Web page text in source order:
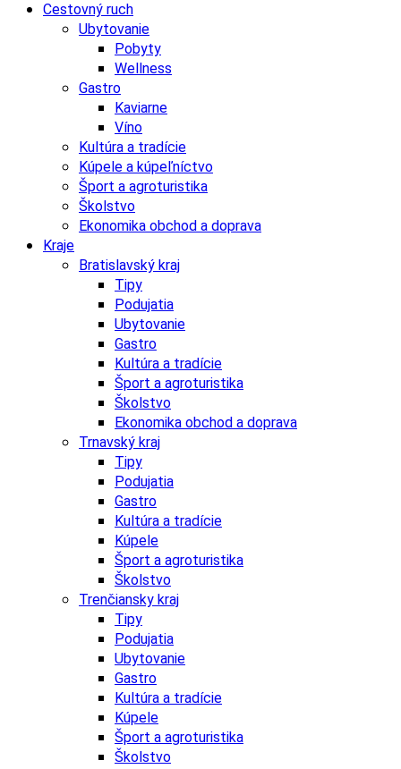
Cestovný ruch
Ubytovanie
Pobyty
Wellness
Gastro
Kaviarne
Víno
Kultúra a tradície
Kúpele a kúpeľníctvo
Šport a agroturistika
Školstvo
Ekonomika obchod a doprava
Kraje
Bratislavský kraj
Tipy
Podujatia
Ubytovanie
Gastro
Kultúra a tradície
Šport a agroturistika
Školstvo
Ekonomika obchod a doprava
Trnavský kraj
Tipy
Podujatia
Gastro
Kultúra a tradície
Kúpele
Šport a agroturistika
Školstvo
Trenčiansky kraj
Tipy
Podujatia
Ubytovanie
Gastro
Kultúra a tradície
Kúpele
Šport a agroturistika
Školstvo